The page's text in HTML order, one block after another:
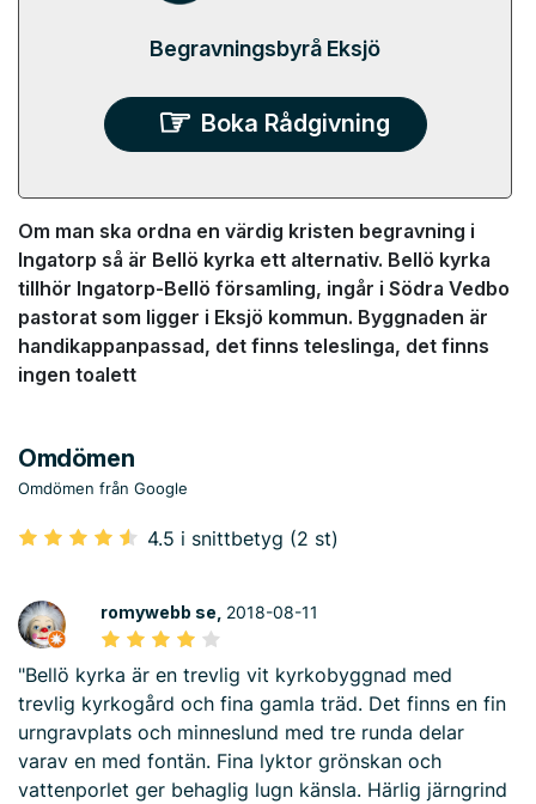
Begravningsbyrå Eksjö
Boka Rådgivning
Om man ska ordna en värdig kristen begravning i
Ingatorp så är Bellö kyrka ett alternativ. Bellö kyrka
tillhör Ingatorp-Bellö församling, ingår i Södra Vedbo
pastorat som ligger i Eksjö kommun. Byggnaden är
handikappanpassad, det finns teleslinga, det finns
ingen toalett
Omdömen
Omdömen från Google
4.5 i snittbetyg (2 st)
romywebb se, 2018-08-11
"Bellö kyrka är en trevlig vit kyrkobyggnad med
trevlig kyrkogård och fina gamla träd. Det finns en fin
urngravplats och minneslund med tre runda delar
varav en med fontän. Fina lyktor grönskan och
vattenporlet ger behaglig lugn känsla. Härlig järngrind